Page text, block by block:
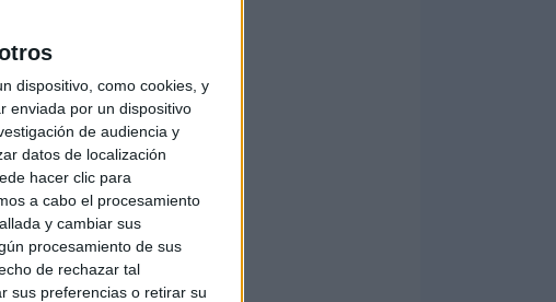
dispositivo, como cookies, y
enviada por un dispositivo
de audiencia y
datos de localización
hacer clic para
a cabo el procesamiento
y cambiar sus
procesamiento de sus
de rechazar tal
sus preferencias o retirar su
TOTAL
36